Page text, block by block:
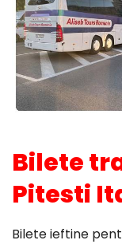
Bilete
Pitesti
Bilete ieftine